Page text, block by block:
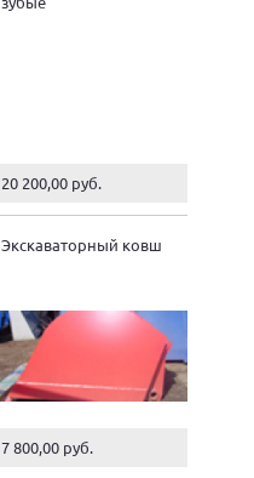
20 200,00 руб.
Экскаваторный ковш
7 800,00 руб.